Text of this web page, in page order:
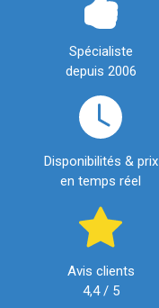
Spécialiste
depuis 2006
Disponibilités & prix
en temps réel
Avis clients
4,4 / 5